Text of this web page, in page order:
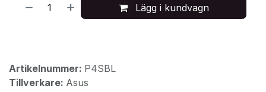
Lägg i kundvagn
Artikelnummer: P4SBL
Tillverkare: Asus